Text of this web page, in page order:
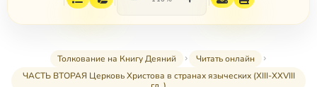
Толкование на Книгу Деяний
Читать онлайн
ЧАСТЬ ВТОРАЯ Церковь Христова в странах языческих (XIII-XXVIII